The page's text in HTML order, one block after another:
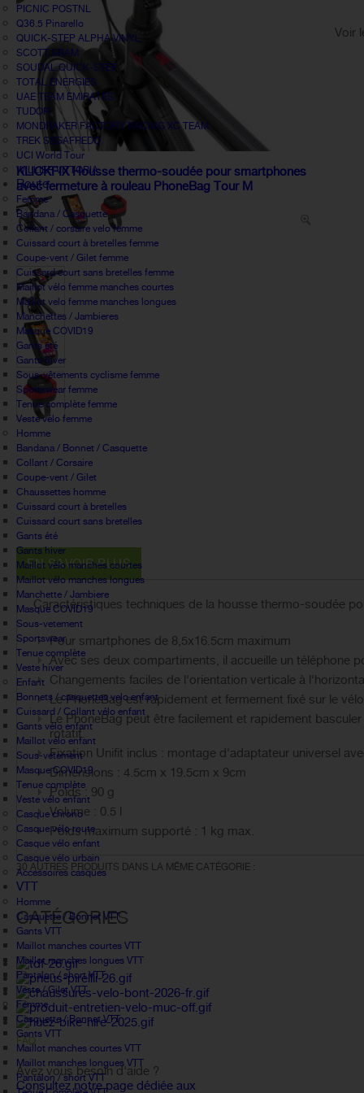
PICNIC POSTNL
Q36.5 Pinarello
QUICK-STEP ALPHA VINYL
SCOTT SRAM
SOUDAL QUICK-STEP
TOTAL ÉNERGIES
UAE TEAM EMIRATES
TUDOR
MONDRAKER FACTORY RACING XC TEAM
TREK SEGAFREDO
UCI World Tour
WILLIER VITTORIA
Route
Femme
Bandana / Casquette
Collant / corsaire velo femme
Cuissard court à bretelles femme
Coupe-vent / Gilet femme
Cuissard court sans bretelles femme
Maillot vélo femme manches courtes
Maillot velo femme manches longues
Manchettes / Jambieres
Masque COVID19
Gants été
Gants hiver
Sous-vêtements cyclisme femme
Sportswear femme
Tenue complète femme
Veste vélo femme
Homme
Bandana / Bonnet / Casquette
Collant / Corsaire
Coupe-vent / Gilet
Chaussettes homme
Cuissard court à bretelles
Cuissard court sans bretelles
Gants été
Gants hiver
Maillot vélo manches courtes
Maillot vélo manches longues
Manchette / Jambiere
Masque COVID19
Sous-vetement
Sportswear
Tenue complète
Veste hiver
Enfant
Bonnets / casquettes velo enfant
Cuissard / Collant vélo enfant
Gants vélo enfant
Maillot vélo enfant
Sous-vetement
Masque COVID19
Tenue complète
Veste vélo enfant
Casque chrono
Casque vélo route
Casque vélo enfant
Casque vélo urbain
Accessoires casques
VTT
Homme
Casquette / Bonnet VTT
Gants VTT
Maillot manches courtes VTT
Maillot manches longues VTT
Pantalon / short VTT
Veste / Gilet VTT
Femme
Casquette / Bonnet VTT
Gants VTT
Maillot manches courtes VTT
Maillot manches longues VTT
Pantalon / short VTT
KLICKFIX Housse thermo-soudée pour smartphones
avec fermeture à rouleau PhoneBag Tour M
Voir
EN SAVOIR PLUS
Caractéristiques techniques de la housse thermo-soudée
Pour smartphones de 8,5x16.5cm maximum
Avec ses deux compartiments, il accueille un téléphone
Changements faciles de l‘orientation verticale à
Le PhoneBag est rapidement et fermement fixé sur le
Le PhoneBag peut être facilement et rapidement
rotatif.
Fixation Unifit inclus : montage d'adaptateur universel
Dimensions : 4.5cm x 19.5cm x 9cm
Poids : 90 g
Volume : 0.5 l
Poids maximum supporté : 1 kg max.
30 AUTRES PRODUITS DANS LA MÊME CATÉGORIE :
CATÉGORIES
FAQ
Avez vous besoin d'aide ?
Consultez notre page dédiée aux